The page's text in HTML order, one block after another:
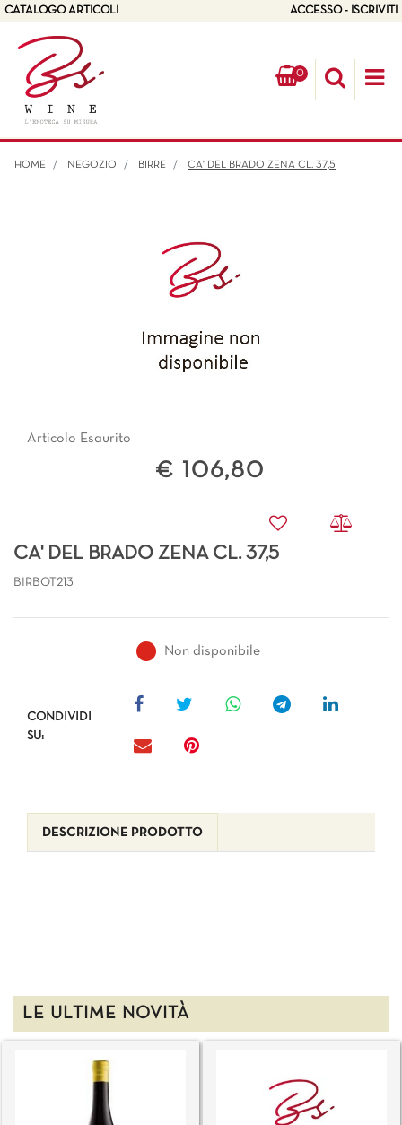
CATALOGO ARTICOLI ACCESSO - ISCRIVITI
0
HOME NEGOZIO BIRRE CA' DEL BRADO ZENA CL. 37,5
Articolo Esaurito
€ 106,80
CA' DEL BRADO ZENA CL. 37,5
BIRBOT213
Non disponibile
CONDIVIDI
SU:
DESCRIZIONE PRODOTTO
LE ULTIME NOVITÀ